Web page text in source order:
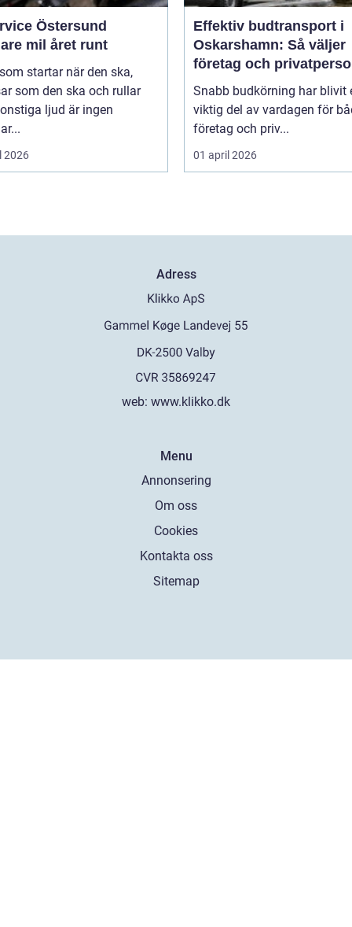
Östersund
mil året runt
startar när den ska,
som den ska och rullar
ljud är ingen
2026
Effektiv budtransport i
Oskarshamn: Så väljer
företag och
rätt lösning
Snabb budkörning har blivit
viktig del av vardagen för
företag och priv...
01 april 2026
Adress
web: www.klikko.dk
Menu
Annonsering
Om oss
Cookies
Kontakta oss
Sitemap